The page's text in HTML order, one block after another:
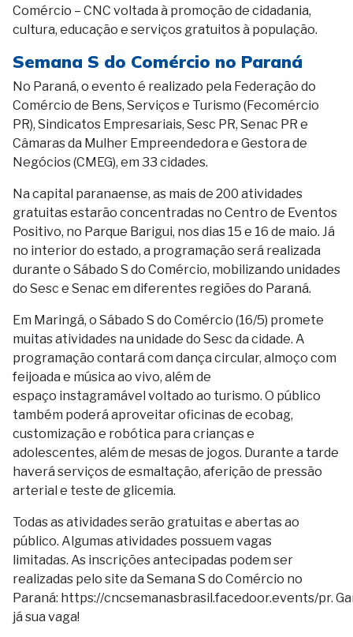
Comércio – CNC voltada à promoção de cidadania,
cultura, educação e serviços gratuitos à população.
Semana S do Comércio no Paraná
No Paraná, o evento é realizado pela Federação do
Comércio de Bens, Serviços e Turismo (Fecomércio
PR), Sindicatos Empresariais, Sesc PR, Senac PR e
Câmaras da Mulher Empreendedora e Gestora de
Negócios (CMEG), em 33 cidades.
Na capital paranaense, as mais de 200 atividades
gratuitas estarão concentradas no Centro de Eventos
Positivo, no Parque Barigui, nos dias 15 e 16 de maio. Já
no interior do estado, a programação será realizada
durante o Sábado S do Comércio, mobilizando unidades
do Sesc e Senac em diferentes regiões do Paraná.
Em Maringá, o Sábado S do Comércio (16/5) promete
muitas atividades na unidade do Sesc da cidade. A
programação contará com dança circular, almoço com
feijoada e música ao vivo, além de
espaço instagramável voltado ao turismo. O público
também poderá aproveitar oficinas de ecobag,
customização e robótica para crianças e
adolescentes, além de mesas de jogos. Durante a tarde
haverá serviços de esmaltação, aferição de pressão
arterial e teste de glicemia.
Todas as atividades serão gratuitas e abertas ao
público. Algumas atividades possuem vagas
limitadas. As inscrições antecipadas podem ser
realizadas pelo site da Semana S do Comércio no
Paraná: https://cncsemanasbrasil.facedoor.events/pr.
já sua vaga!